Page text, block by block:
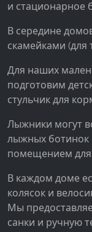
и стационарное
В середине
скамейками
Для наших
подготовим
стульчик для
Лыжники могут
лыжных ботинок
помещением
В каждом доме
колясок и
Мы
санки и ручную